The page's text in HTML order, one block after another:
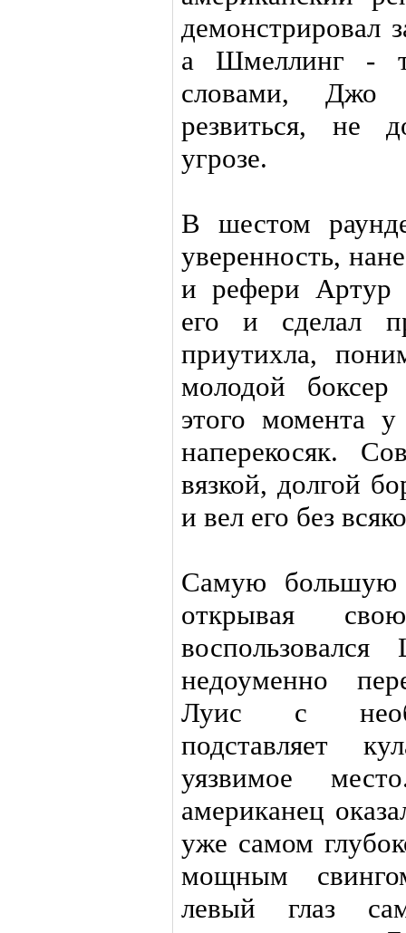
демонстрировал
а Шмеллинг -
словами, Джо
резвиться, не
угрозе.
В шестом
уверенность,
и рефери Артур
его и сделал
приутихла,
молодой
этого момента
наперекосяк.
вязкой, долгой
и вел его без
Самую
открывая
недоуменно
Луис с
подставляет
уязвимое
американец
уже самом
мощным
левый глаз